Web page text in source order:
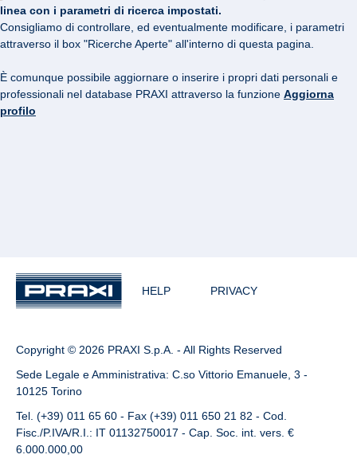
linea con i parametri di ricerca impostati.
Consigliamo di controllare, ed eventualmente modificare, i parametri
attraverso il box "Ricerche Aperte" all'interno di questa pagina.
È comunque possibile aggiornare o inserire i propri dati personali e
professionali nel database PRAXI attraverso la funzione Aggiorna
profilo
HELP PRIVACY
Copyright © 2026 PRAXI S.p.A. - All Rights Reserved
Sede Legale e Amministrativa: C.so Vittorio Emanuele, 3 -
10125 Torino
Tel. (+39) 011 65 60 - Fax (+39) 011 650 21 82 - Cod.
Fisc./P.IVA/R.I.: IT 01132750017 - Cap. Soc. int. vers. €
6.000.000,00